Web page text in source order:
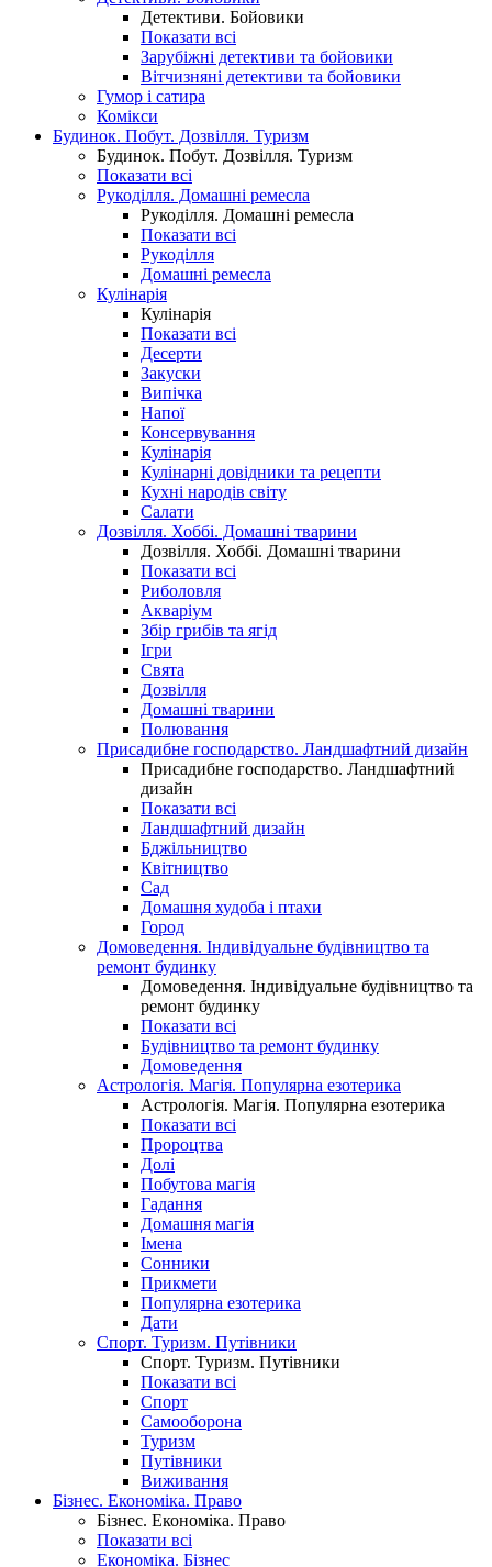
Детективи. Бойовики
Показати всі
Зарубіжні детективи та бойовики
Вітчизняні детективи та бойовики
Гумор і сатира
Комікси
Будинок. Побут. Дозвілля. Туризм
Будинок. Побут. Дозвілля. Туризм
Показати всі
Рукоділля. Домашні ремесла
Рукоділля. Домашні ремесла
Показати всі
Рукоділля
Домашні ремесла
Кулінарія
Кулінарія
Показати всі
Десерти
Закуски
Випічка
Напої
Консервування
Кулінарія
Кулінарні довідники та рецепти
Кухні народів світу
Салати
Дозвілля. Хоббі. Домашні тварини
Дозвілля. Хоббі. Домашні тварини
Показати всі
Риболовля
Акваріум
Збір грибів та ягід
Ігри
Свята
Дозвілля
Домашні тварини
Полювання
Присадибне господарство. Ландшафтний дизайн
Присадибне господарство. Ландшафтний
дизайн
Показати всі
Ландшафтний дизайн
Бджільництво
Квітництво
Сад
Домашня худоба і птахи
Город
Домоведення. Індивідуальне будівництво та
ремонт будинку
Домоведення. Індивідуальне будівництво та
ремонт будинку
Показати всі
Будівництво та ремонт будинку
Домоведення
Астрологія. Магія. Популярна езотерика
Астрологія. Магія. Популярна езотерика
Показати всі
Пророцтва
Долі
Побутова магія
Гадання
Домашня магія
Імена
Сонники
Прикмети
Популярна езотерика
Дати
Спорт. Туризм. Путівники
Спорт. Туризм. Путівники
Показати всі
Спорт
Самооборона
Туризм
Путівники
Виживання
Бізнес. Економіка. Право
Бізнес. Економіка. Право
Показати всі
Економіка. Бізнес